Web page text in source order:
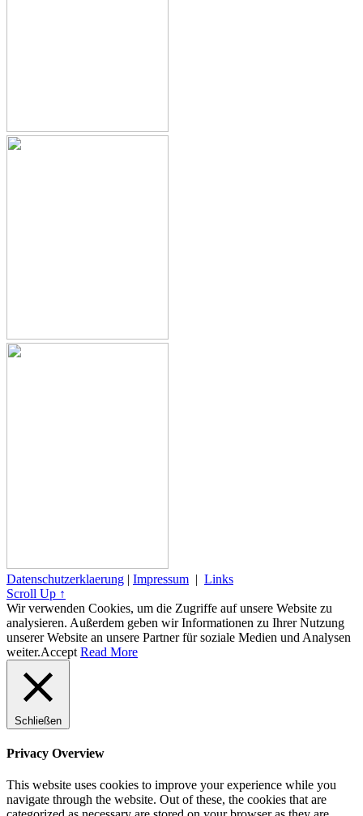
Datenschutzerklaerung | Impressum | Links
Scroll Up ↑
Wir verwenden Cookies, um die Zugriffe auf unsere Website zu
analysieren. Außerdem geben wir Informationen zu Ihrer Nutzung
unserer Website an unsere Partner für soziale Medien und Analysen
weiter.Accept Read More
Schließen
Privacy Overview
This website uses cookies to improve your experience while you
navigate through the website. Out of these, the cookies that are